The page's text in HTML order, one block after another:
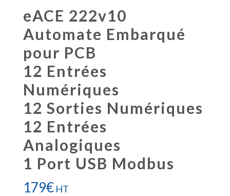
eACE 222v10
Automate Embarqué
pour PCB
12 Entrées
Numériques
12 Sorties Numériques
12 Entrées
Analogiques
1 Port USB Modbus
179€ HT